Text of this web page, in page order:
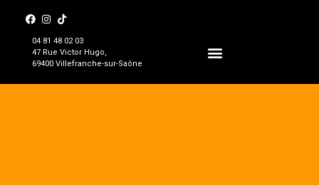
04 81 48 02 03
47 Rue Victor Hugo,
69400 Villefranche-sur-Saône